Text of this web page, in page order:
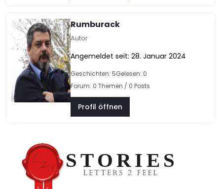
Rumburack
Autor
Angemeldet seit: 28. Januar 2024
Geschichten: 5Gelesen: 0
Forum: 0 Themen / 0 Posts
Profil öffnen